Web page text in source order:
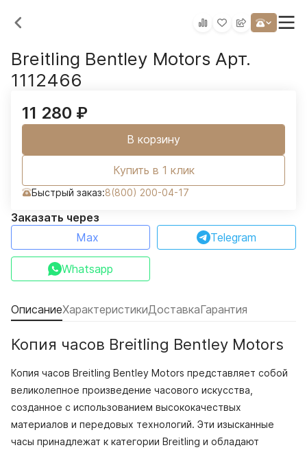
Breitling Bentley Motors Арт.
1112466
11 280 ₽
В корзину
Купить в 1 клик
Быстрый заказ:8(800) 200-04-17
Заказать через
Max
Telegram
Whatsapp
ОписаниеХарактеристикиДоставкаГарантия
Копия часов Breitling Bentley Motors
Копия часов Breitling Bentley Motors представляет собой
великолепное произведение часового искусства,
созданное с использованием высококачествых
материалов и передовых технологий. Эти изысканные
часы принадлежат к категории Breitling и обладают